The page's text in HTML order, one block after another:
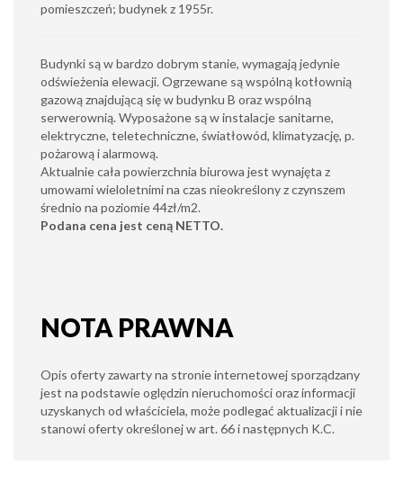
pomieszczeń; budynek z 1955r.
Budynki są w bardzo dobrym stanie, wymagają jedynie
odświeżenia elewacji. Ogrzewane są wspólną kotłownią
gazową znajdującą się w budynku B oraz wspólną
serwerownią. Wyposażone są w instalacje sanitarne,
elektryczne, teletechniczne, światłowód, klimatyzację, p.
pożarową i alarmową.
Aktualnie cała powierzchnia biurowa jest wynajęta z
umowami wieloletnimi na czas nieokreślony z czynszem
średnio na poziomie 44zł/m2.
Podana cena jest ceną NETTO.
NOTA PRAWNA
Opis oferty zawarty na stronie internetowej sporządzany
jest na podstawie oględzin nieruchomości oraz informacji
uzyskanych od właściciela, może podlegać aktualizacji i nie
stanowi oferty określonej w art. 66 i następnych K.C.